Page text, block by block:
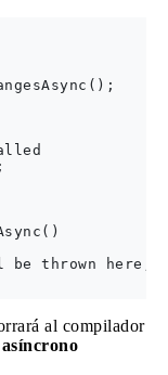
thrown here,
al compilador
asíncrono